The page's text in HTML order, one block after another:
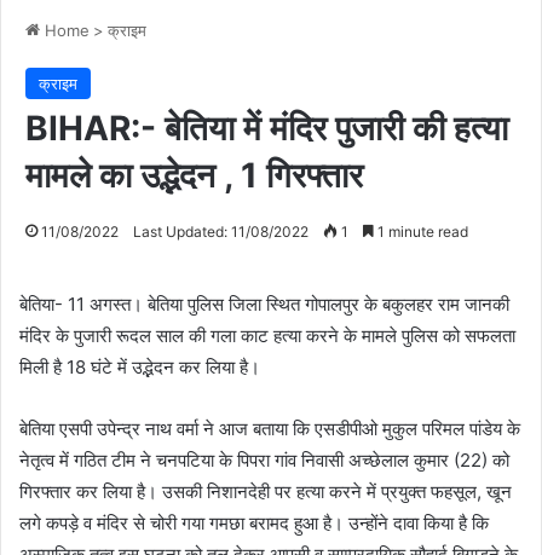
Home > क्राइम
क्राइम
BIHAR:- बेतिया में मंदिर पुजारी की हत्या
मामले का उद्भेदन , 1 गिरफ्तार
11/08/2022 Last Updated: 11/08/2022 1 1 minute read
बेतिया- 11 अगस्त। बेतिया पुलिस जिला स्थित गोपालपुर के बकुलहर राम जानकी
मंदिर के पुजारी रूदल साल की गला काट हत्या करने के मामले पुलिस को सफलता
मिली है 18 घंटे में उद्भेदन कर लिया है।
बेतिया एसपी उपेन्द्र नाथ वर्मा ने आज बताया कि एसडीपीओ मुकुल परिमल पांडेय के
नेतृत्व में गठित टीम ने चनपटिया के पिपरा गांव निवासी अच्छेलाल कुमार (22) को
गिरफ्तार कर लिया है। उसकी निशानदेही पर हत्या करने में प्रयुक्त फहसूल, खून
लगे कपड़े व मंदिर से चोरी गया गमछा बरामद हुआ है। उन्होंने दावा किया है कि